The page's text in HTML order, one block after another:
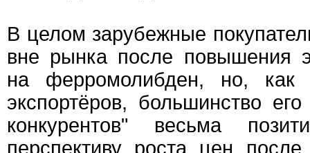
В целом зарубежные
вне рынка после повышения
на ферромолибден, но, как
экспортёров, большинство его
конкурентов" весьма
перспективу роста цен после